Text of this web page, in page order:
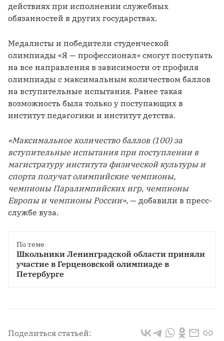
действиях при исполнении служебных
обязанностей в других государствах.
Медалисты и победители студенческой
олимпиады «Я — профессионал» смогут поступать
на все направления в зависимости от профиля
олимпиады с максимальным количеством баллов
на вступительные испытания. Ранее такая
возможность была только у поступающих в
институт педагогики и институт детства.
«Максимальное количество баллов (100) за
вступительные испытания при поступлении в
магистратуру института физической культуры и
спорта получат олимпийские чемпионы,
чемпионы Паралимпийских игр, чемпионы
Европы и чемпионы России», — добавили в пресс-
службе вуза.
По теме
Школьники Ленинградской области приняли
участие в Герценовской олимпиаде в
Петербурге
Поделиться статьей: